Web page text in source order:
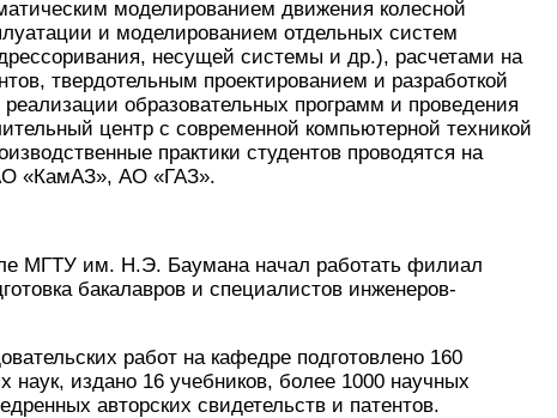
моделированием движения колесной
и моделированием отдельных систем
несущей системы и др.), расчетами на
твердотельным проектированием и разработкой
образовательных программ и проведения
центр с современной компьютерной техникой
практики студентов проводятся на
«КамАЗ», АО «ГАЗ».
МГТУ им. Н.Э. Баумана начал работать филиал
бакалавров и специалистов инженеров-
работ на кафедре подготовлено 160
наук, издано 16 учебников, более 1000 научных
авторских свидетельств и патентов.